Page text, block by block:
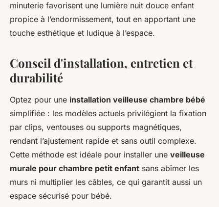
minuterie favorisent une lumière nuit douce enfant
propice à l’endormissement, tout en apportant une
touche esthétique et ludique à l’espace.
Conseil d'installation, entretien et
durabilité
Optez pour une installation veilleuse chambre bébé
simplifiée : les modèles actuels privilégient la fixation
par clips, ventouses ou supports magnétiques,
rendant l’ajustement rapide et sans outil complexe.
Cette méthode est idéale pour installer une veilleuse
murale pour chambre petit enfant sans abîmer les
murs ni multiplier les câbles, ce qui garantit aussi un
espace sécurisé pour bébé.